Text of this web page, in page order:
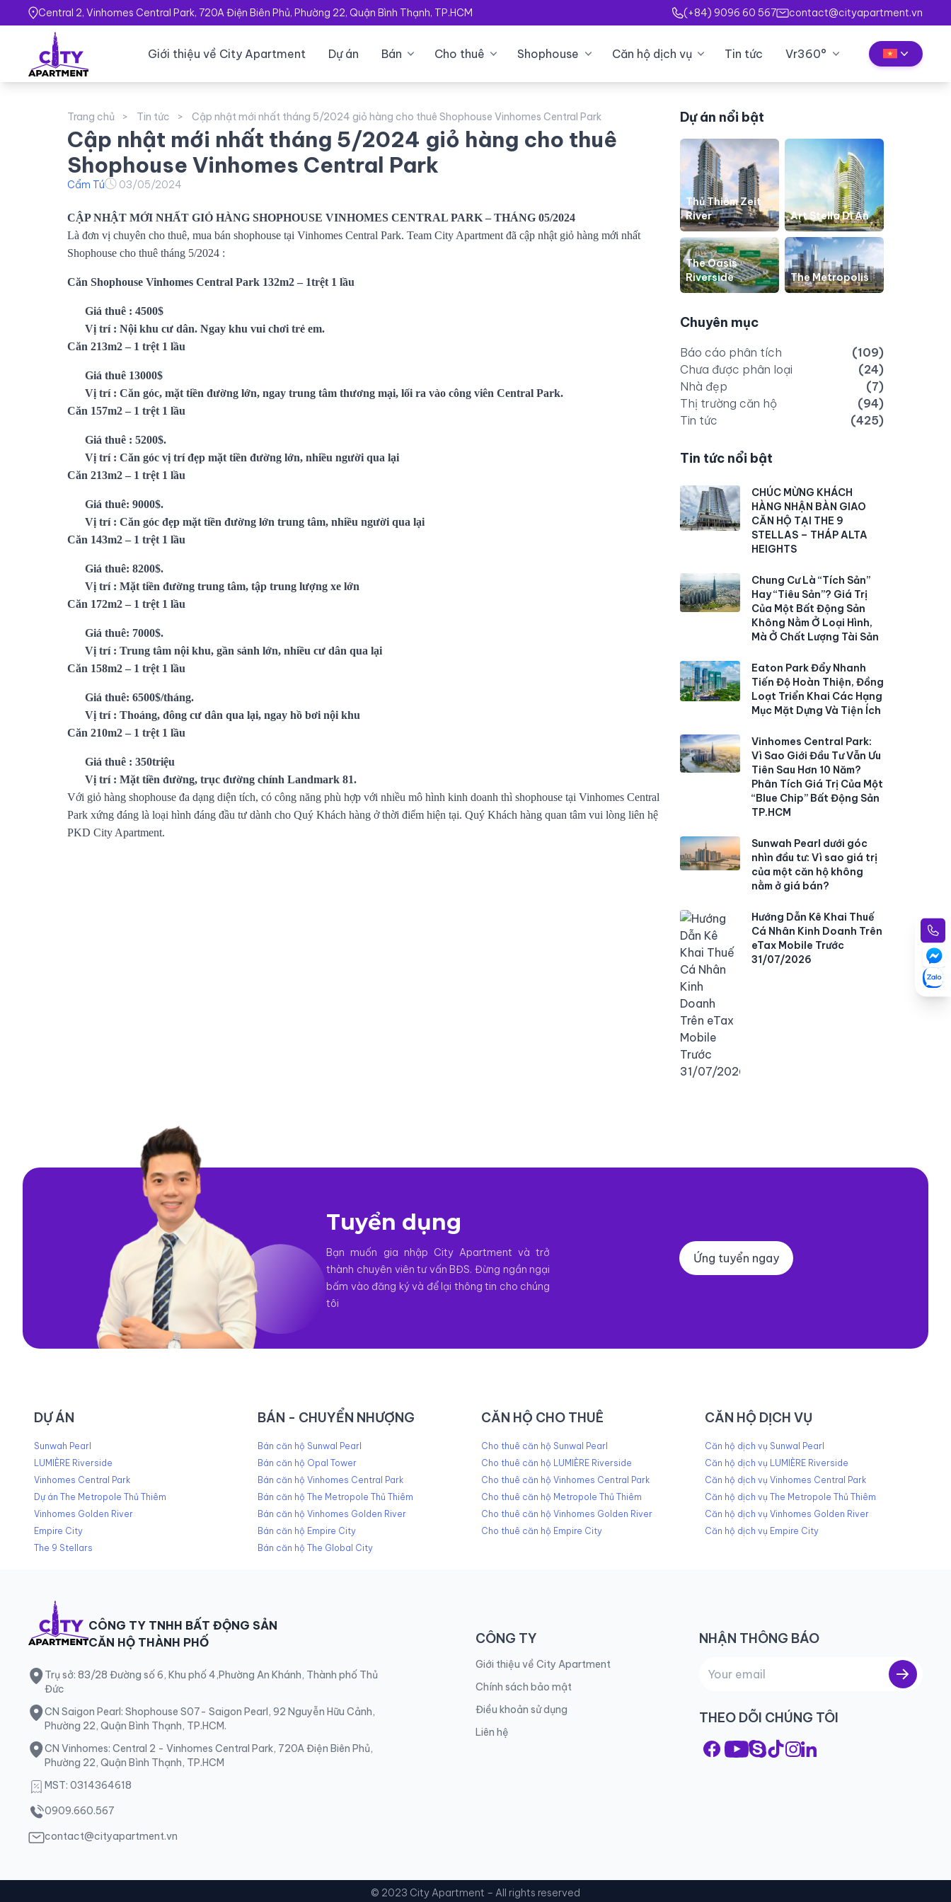
Central 2, Vinhomes Central Park, 720A Điện Biên Phủ, Phường 22, Quận Bình Thạnh, TP.HCM (+84) 9096 60 567 contact@cityapartment.vn
Giới thiệu về City Apartment Dự án Bán Cho thuê Shophouse Căn hộ dịch vụ Tin tức Vr360°
Trang chủ Tin tức Cập nhật mới nhất tháng 5/2024 giỏ hàng cho thuê Shophouse Vinhomes Central Park
Cập nhật mới nhất tháng 5/2024 giỏ hàng cho thuê
Shophouse Vinhomes Central Park
Cẩm Tú 03/05/2024
CẬP NHẬT MỚI NHẤT GIỎ HÀNG SHOPHOUSE VINHOMES CENTRAL PARK – THÁNG 05/2024
Là đơn vị chuyên cho thuê, mua bán shophouse tại Vinhomes Central Park. Team City Apartment đã cập nhật giỏ hàng mới nhất
Shophouse cho thuê tháng 5/2024 :
Căn Shophouse Vinhomes Central Park 132m2 – 1trệt 1 lầu
Giá thuê : 4500$
Vị trí : Nội khu cư dân. Ngay khu vui chơi trẻ em.
Căn 213m2 – 1 trệt 1 lầu
Giá thuê 13000$
Vị trí : Căn góc, mặt tiền đường lớn, ngay trung tâm thương mại, lối ra vào công viên Central Park.
Căn 157m2 – 1 trệt 1 lầu
Giá thuê : 5200$.
Vị trí : Căn góc vị trí đẹp mặt tiền đường lớn, nhiều người qua lại
Căn 213m2 – 1 trệt 1 lầu
Giá thuê: 9000$.
Vị trí : Căn góc đẹp mặt tiền đường lớn trung tâm, nhiều người qua lại
Căn 143m2 – 1 trệt 1 lầu
Giá thuê: 8200$.
Vị trí : Mặt tiền đường trung tâm, tập trung lượng xe lớn
Căn 172m2 – 1 trệt 1 lầu
Giá thuê: 7000$.
Vị trí : Trung tâm nội khu, gần sảnh lớn, nhiều cư dân qua lại
Căn 158m2 – 1 trệt 1 lầu
Giá thuê: 6500$/tháng.
Vị trí : Thoáng, đông cư dân qua lại, ngay hồ bơi nội khu
Căn 210m2 – 1 trệt 1 lầu
Giá thuê : 350triệu
Vị trí : Mặt tiền đường, trục đường chính Landmark 81.
Với giỏ hàng shophouse đa dạng diện tích, có công năng phù hợp với nhiều mô hình kinh doanh thì shophouse tại Vinhomes Central
Park xứng đáng là loại hình đáng đầu tư dành cho Quý Khách hàng ở thời điểm hiện tại. Quý Khách hàng quan tâm vui lòng liên hệ
PKD City Apartment.
Dự án nổi bật
Thủ Thiêm Zeit
River
Art Stella Dĩ An
The Oasis
Riverside
The Metropolis
Chuyên mục
Báo cáo phân tích
(109)
Chưa được phân loại
(24)
Nhà đẹp
(7)
Thị trường căn hộ
(94)
Tin tức
(425)
Tin tức nổi bật
CHÚC MỪNG KHÁCH
HÀNG NHẬN BÀN GIAO
CĂN HỘ TẠI THE 9
STELLAS – THÁP ALTA
HEIGHTS
Chung Cư Là “Tích Sản”
Hay “Tiêu Sản”? Giá Trị
Của Một Bất Động Sản
Không Nằm Ở Loại Hình,
Mà Ở Chất Lượng Tài Sản
Eaton Park Đẩy Nhanh
Tiến Độ Hoàn Thiện, Đồng
Loạt Triển Khai Các Hạng
Mục Mặt Dựng Và Tiện Ích
Vinhomes Central Park:
Vì Sao Giới Đầu Tư Vẫn Ưu
Tiên Sau Hơn 10 Năm?
Phân Tích Giá Trị Của Một
“Blue Chip” Bất Động Sản
TP.HCM
Sunwah Pearl dưới góc
nhìn đầu tư: Vì sao giá trị
của một căn hộ không
nằm ở giá bán?
Hướng Dẫn Kê Khai Thuế
Cá Nhân Kinh Doanh Trên
eTax Mobile Trước
31/07/2026
Tuyển dụng
Bạn muốn gia nhập City Apartment và trở
thành chuyên viên tư vấn BĐS. Đừng ngần ngại
bấm vào đăng ký và để lại thông tin cho chúng
tôi
Ứng tuyển ngay
DỰ ÁN
Sunwah Pearl
LUMIÈRE Riverside
Vinhomes Central Park
Dự án The Metropole Thủ Thiêm
Vinhomes Golden River
Empire City
The 9 Stellars
BÁN - CHUYỂN NHƯỢNG
Bán căn hộ Sunwal Pearl
Bán căn hộ Opal Tower
Bán căn hộ Vinhomes Central Park
Bán căn hộ The Metropole Thủ Thiêm
Bán căn hộ Vinhomes Golden River
Bán căn hộ Empire City
Bán căn hộ The Global City
CĂN HỘ CHO THUÊ
Cho thuê căn hộ Sunwal Pearl
Cho thuê căn hộ LUMIÈRE Riverside
Cho thuê căn hộ Vinhomes Central Park
Cho thuê căn hộ Metropole Thủ Thiêm
Cho thuê căn hộ Vinhomes Golden River
Cho thuê căn hộ Empire City
CĂN HỘ DỊCH VỤ
Căn hộ dịch vụ Sunwal Pearl
Căn hộ dịch vụ LUMIÈRE Riverside
Căn hộ dịch vụ Vinhomes Central Park
Căn hộ dịch vụ The Metropole Thủ Thiêm
Căn hộ dịch vụ Vinhomes Golden River
Căn hộ dịch vụ Empire City
CÔNG TY TNHH BẤT ĐỘNG SẢN
CĂN HỘ THÀNH PHỐ
Trụ sở: 83/28 Đường số 6, Khu phố 4,Phường An Khánh, Thành phố Thủ
Đức
CN Saigon Pearl: Shophouse S07- Saigon Pearl, 92 Nguyễn Hữu Cảnh,
Phường 22, Quận Bình Thạnh, TP.HCM.
CN Vinhomes: Central 2 - Vinhomes Central Park, 720A Điện Biên Phủ,
Phường 22, Quận Bình Thạnh, TP.HCM
MST: 0314364618
0909.660.567
contact@cityapartment.vn
CÔNG TY
Giới thiệu về City Apartment
Chính sách bảo mật
Điều khoản sử dụng
Liên hệ
NHẬN THÔNG BÁO
THEO DÕI CHÚNG TÔI
© 2023 City Apartment – All rights reserved